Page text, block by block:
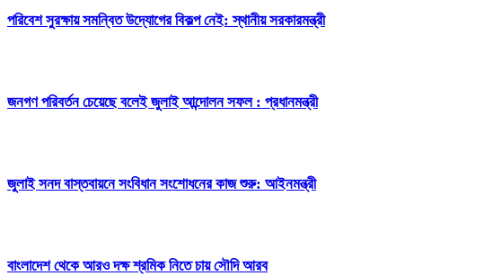
পরিবেশ সুরক্ষায় সমন্বিত উদ্যোগের বিকল্প নেই: স্থানীয় সরকারমন্ত্রী
জনগণ পরিবর্তন চেয়েছে বলেই জুলাই আন্দোলন সফল : প্রধানমন্ত্রী
জুলাই সনদ বাস্তবায়নে সংবিধান সংশোধনের কাজ শুরু: আইনমন্ত্রী
বাংলাদেশ থেকে আরও দক্ষ শ্রমিক নিতে চায় সৌদি আরব